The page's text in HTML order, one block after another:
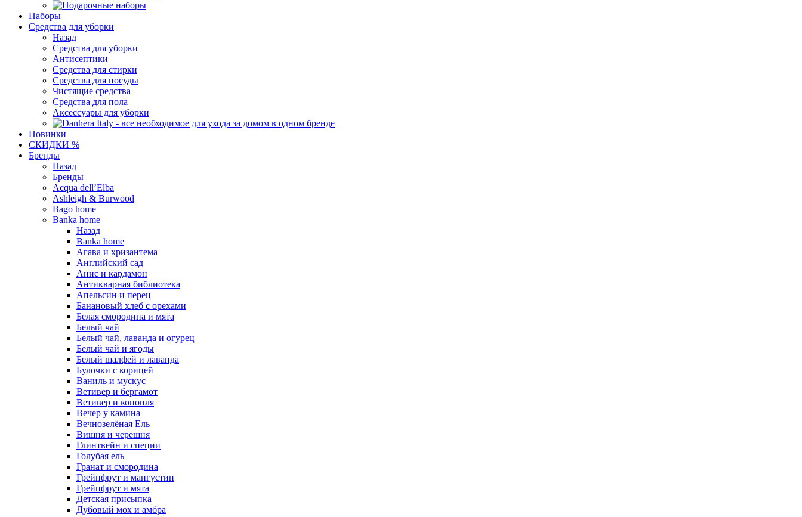
Наборы
Средства для уборки
Назад
Средства для уборки
Антисептики
Средства для стирки
Средства для посуды
Чистящие средства
Средства для пола
Аксессуары для уборки
Новинки
СКИДКИ %
Бренды
Назад
Бренды
Acqua dell’Elba
Ashleigh & Burwood
Bago home
Banka home
Назад
Banka home
Агава и хризантема
Английский сад
Анис и кардамон
Антикварная библиотека
Апельсин и перец
Банановый хлеб с орехами
Белая смородина и мята
Белый чай
Белый чай, лаванда и огурец
Белый чай и ягоды
Белый шалфей и лаванда
Булочки с корицей
Ваниль и мускус
Ветивер и бергамот
Ветивер и конопля
Вечер у камина
Вечнозелёная Ель
Вишня и черешня
Глинтвейн и специи
Голубая ель
Гранат и смородина
Грейпфрут и мангустин
Грейпфрут и мята
Детская присыпка
Дубовый мох и амбра